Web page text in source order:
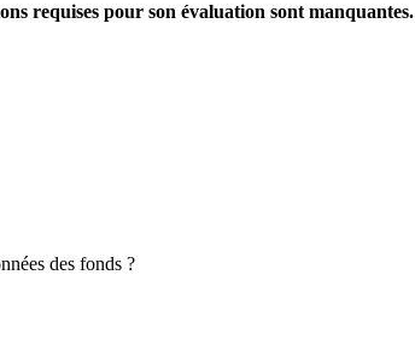
requises pour son évaluation sont
des fonds ?